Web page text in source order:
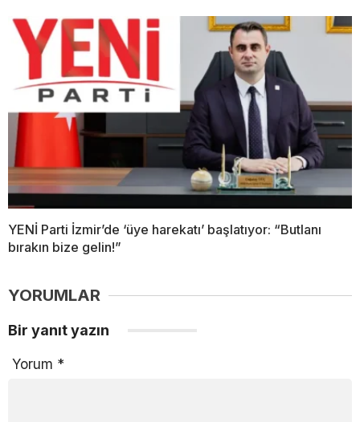
YENİ Parti İzmir’de ‘üye harekatı’ başlatıyor: “Butlanı
bırakın bize gelin!”
YORUMLAR
Bir yanıt yazın
Yorum *